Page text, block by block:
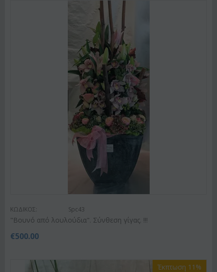
ΚΩΔΙΚΟΣ: Spc43
"Βουνό από λουλούδια". Σύνθεση γίγας. !!!
€500.00
Έκπτωση 11%